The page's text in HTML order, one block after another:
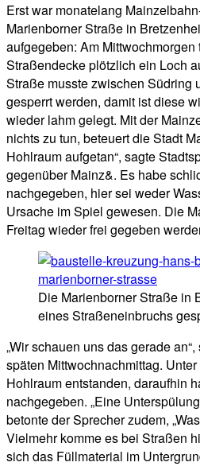
Erst war monatelang
Marienborner Straße in
aufgegeben: Am Mittwochmorgen
Straßendecke plötzlich ein Loch
Straße musste zwischen Südring
gesperrt werden, damit ist diese
wieder lahm gelegt. Mit der
nichts zu tun, beteuert die Stadt
Hohlraum aufgetan“, sagte
gegenüber Mainz&. Es habe
nachgegeben, hier sei weder
Ursache im Spiel gewesen. Die
Freitag wieder frei gegeben
Die Marienborner Straße in
eines Straßeneinbruchs
„Wir schauen uns das gerade
späten Mittwochnachmittag.
Hohlraum entstanden, daraufhin
nachgegeben. „Eine
betonte der Sprecher zudem,
Vielmehr komme es bei Straßen
sich das Füllmaterial im